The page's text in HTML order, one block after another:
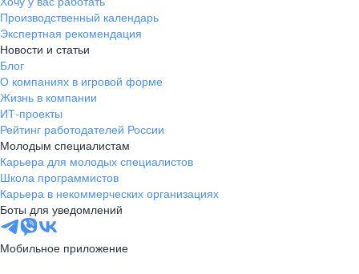
Производственный календарь
Экспертная рекомендация
Новости и статьи
Блог
О компаниях в игровой форме
Жизнь в компании
ИТ-проекты
Рейтинг работодателей России
Молодым специалистам
Карьера для молодых специалистов
Школа программистов
Карьера в некоммерческих организациях
Боты для уведомлений
Мобильное приложение